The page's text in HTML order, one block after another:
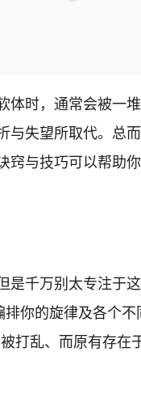
时，通常会被一
失望所取代。总
与技巧可以帮助
是千万别太专注于
你的旋律及各个
打乱、而原有存在